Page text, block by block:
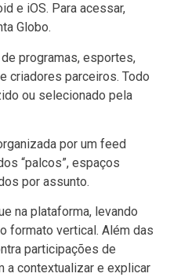
e iOS. Para acessar,
Globo.
programas, esportes,
criadores parceiros. Todo
ou selecionado pela
por um feed
“palcos”, espaços
por assunto.
na plataforma, levando
formato vertical. Além das
participações de
a contextualizar e explicar